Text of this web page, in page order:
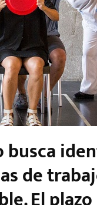
busca
de